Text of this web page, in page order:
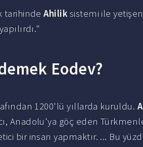
tarihindeAhilik sistemi ile
Eodev?
1200'lü yıllarda kuruldu.
Anadolu'ya göç eden
bir insan yapmaktır. ... Bu